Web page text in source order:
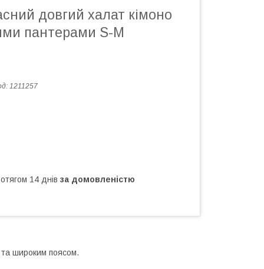
довгий халат кімоно
пантерами S-M
1211257
14 днів за домовленістю
широким поясом.